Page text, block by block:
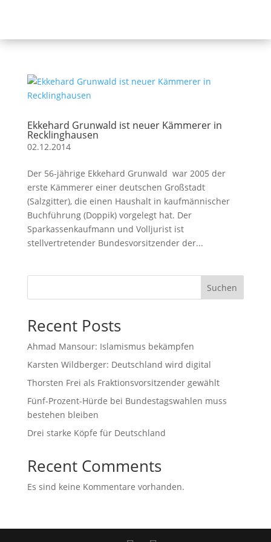
Ekkehard Grunwald ist neuer Kämmerer in
Recklinghausen
02.12.2014
Der 56-jährige Ekkehard Grunwald war 2005 der
erste Kämmerer einer deutschen Großstadt
(Salzgitter), die einen Haushalt in kaufmännischer
Buchführung (Doppik) vorgelegt hat. Der
Sparkassenkaufmann und Volljurist ist
stellvertretender Bundesvorsitzender der...
Suchen
Recent Posts
Ahmad Mansour: Islamismus bekämpfen
Karsten Wildberger: Deutschland wird digital
Thorsten Frei als Fraktionsvorsitzender gewählt
Fünf-Prozent-Hürde bei Bundestagswahlen muss
bestehen bleiben
Drei starke Köpfe für Deutschland
Recent Comments
Es sind keine Kommentare vorhanden.